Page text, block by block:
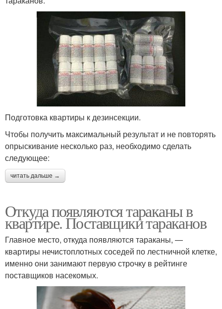
Подготовка квартиры к дезинсекции.
Чтобы получить максимальный результат и не повторять
опрыскивание несколько раз, необходимо сделать
следующее:
читать дальше →
Откуда появляются тараканы в
квартире. Поставщики тараканов
Главное место, откуда появляются тараканы, —
квартиры нечистоплотных соседей по лестничной клетке,
именно они занимают первую строчку в рейтинге
поставщиков насекомых.